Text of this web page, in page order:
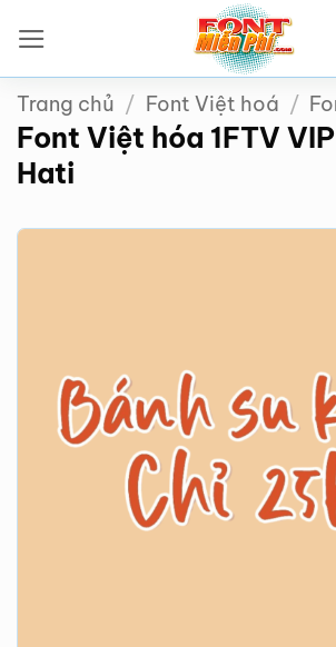
qua
nội
dung
Trang chủ / Font Việt hoá /
Font Việt hóa 1FTV
Hati